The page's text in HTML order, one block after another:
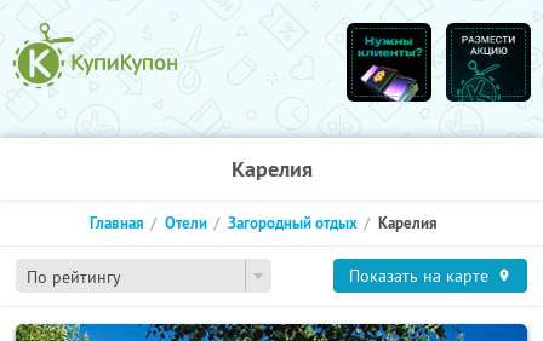
Карелия
По рейтингу
Главная Отели Загородный отдых Карелия
Показать на карте